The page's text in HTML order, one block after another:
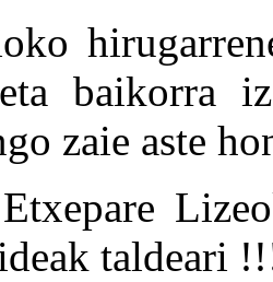
baikorra
zaie aste
taldeari